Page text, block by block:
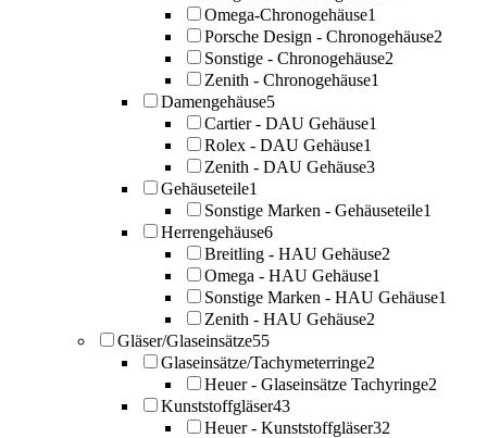
Omega-Chronogehäuse1
Porsche Design - Chronogehäuse2
Sonstige - Chronogehäuse2
Zenith - Chronogehäuse1
Damengehäuse5
Cartier - DAU Gehäuse1
Rolex - DAU Gehäuse1
Zenith - DAU Gehäuse3
Gehäuseteile1
Sonstige Marken - Gehäuseteile1
Herrengehäuse6
Breitling - HAU Gehäuse2
Omega - HAU Gehäuse1
Sonstige Marken - HAU Gehäuse1
Zenith - HAU Gehäuse2
Gläser/Glaseinsätze55
Glaseinsätze/Tachymeterringe2
Heuer - Glaseinsätze Tachyringe2
Kunststoffgläser43
Heuer - Kunststoffgläser32